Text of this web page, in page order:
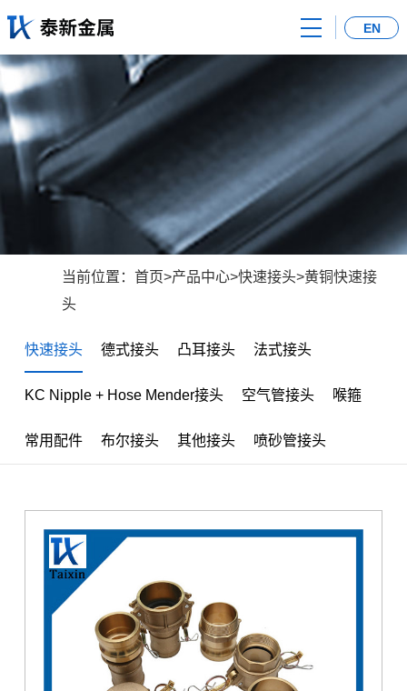
EN
首
页
关
于
我
产
品
新
当前位置： 首页>产品中心>快速接头>黄铜快速接
头
快速接头 德式接头 凸耳接头 法式接头
KC Nipple + Hose Mender接头 空气管接头 喉箍
常用配件 布尔接头 其他接头 喷砂管接头